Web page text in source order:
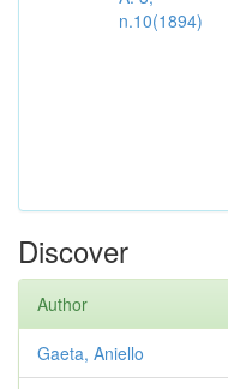
n.10(1894)
Discover
Author
Gaeta, Aniello